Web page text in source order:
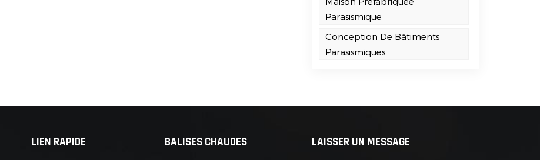
Parasismique
Conception De Bâtiments
Parasismiques
LIEN RAPIDE BALISES CHAUDES LAISSER UN MESSAGE